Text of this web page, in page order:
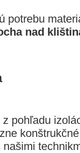
potrebu
nad
z pohľadu